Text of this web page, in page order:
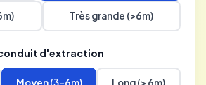
Très grande (>6m)
d'extraction